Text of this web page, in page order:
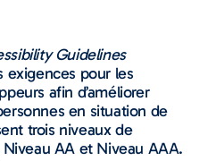
Guidelines
exigences pour les
afin d’améliorer
en situation de
trois niveaux de
AA et Niveau AAA.